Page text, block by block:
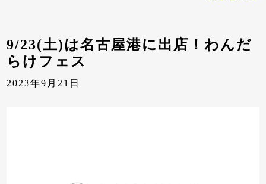
9/23(土)は名古屋港に出店！わんだ
らけフェス
2023年9月21日